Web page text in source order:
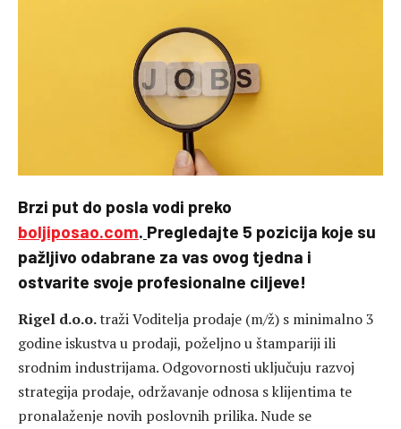
Brzi put do posla vodi preko
boljiposao.com. Pregledajte 5 pozicija koje su
pažljivo odabrane za vas ovog tjedna i
ostvarite svoje profesionalne ciljeve!
Rigel d.o.o.traži Voditelja prodaje (m/ž) s minimalno 3
godine iskustva u prodaji, poželjno u štampariji ili
srodnim industrijama. Odgovornosti uključuju razvoj
strategija prodaje, održavanje odnosa s klijentima te
pronalaženje novih poslovnih prilika. Nude se